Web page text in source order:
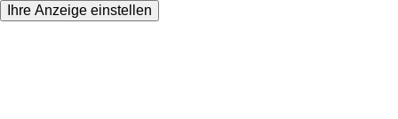
Ihre Anzeige einstellen